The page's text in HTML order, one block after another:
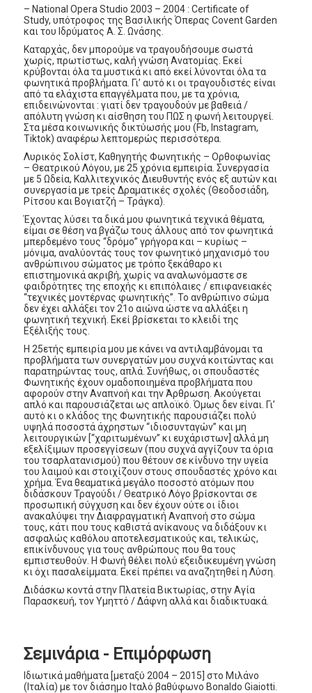
– National Opera Studio 2003 – 2004 : Certificate of
Study, υπότροφος της Βασιλικής Όπερας Covent Garden
και του Ιδρύματος Α. Σ. Ωνάσης.
Καταρχάς, δεν μπορούμε να τραγουδήσουμε σωστά
χωρίς, πρωτίστως, καλή γνώση Ανατομίας. Εκεί
κρύβονται όλα τα μυστικά κι από εκεί λύνονται όλα τα
φωνητικά προβλήματα. Γι’ αυτό κι οι τραγουδιστές είναι
από τα ελάχιστα επαγγέλματα που, με τα χρόνια,
επιδεινώνονται : γιατί δεν τραγουδούν με βαθειά /
απόλυτη γνώση κι αίσθηση του ΠΩΣ η φωνή λειτουργεί.
Στα μέσα κοινωνικής δικτύωσής μου (Fb, Instagram,
Tiktok) αναφέρω λεπτομερώς περισσότερα.
Λυρικός Σολίστ, Καθηγητής Φωνητικής – Ορθοφωνίας
– Θεατρικού Λόγου, με 25 χρόνια εμπειρία. Συνεργασία
με 5 Ωδεία, Καλλιτεχνικός Διευθυντής ενός εξ αυτών και
συνεργασία με τρείς Δραματικές σχολές (Θεοδοσιάδη,
Ρίτσου και Βογιατζή – Τράγκα).
Έχοντας λύσει τα δικά μου φωνητικά τεχνικά θέματα,
είμαι σε θέση να βγάζω τους άλλους από τον φωνητικά
μπερδεμένο τους “δρόμο” γρήγορα και – κυρίως –
μόνιμα, αναλύοντάς τους τον φωνητικό μηχανισμό του
ανθρώπινου σώματος με τρόπο ξεκάθαρο κι
επιστημονικά ακριβή, χωρίς να αναλωνόμαστε σε
φαιδρότητες της εποχής κι επιπόλαιες / επιφανειακές
“τεχνικές μοντέρνας φωνητικής”. Το ανθρώπινο σώμα
δεν έχει αλλάξει τον 21ο αιώνα ώστε να αλλάξει η
φωνητική τεχνική. Εκεί βρίσκεται το κλειδί της
Εξέλιξής τους.
Η 25ετής εμπειρία μου με κάνει να αντιλαμβάνομαι τα
προβλήματα των συνεργατών μου συχνά κοιτώντας και
παρατηρώντας τους, απλά. Συνήθως, οι σπουδαστές
Φωνητικής έχουν ομαδοποιημένα προβλήματα που
αφορούν στην Αναπνοή και την Άρθρωση. Ακούγεται
απλό και παρουσιάζεται ως απλοϊκό. Όμως δεν είναι. Γι’
αυτό κι ο κλάδος της Φωνητικής παρουσιάζει πολύ
υψηλά ποσοστά άχρηστων “ιδιοσυνταγών” και μη
λειτουργικών [“χαριτωμένων” κι ευχάριστων] αλλά μη
εξελίξιμων προσεγγίσεων (που συχνά αγγίζουν τα όρια
του τσαρλατανισμού) που θέτουν σε κίνδυνο την υγεία
του λαιμού και στοιχίζουν στους σπουδαστές χρόνο και
χρήμα. Ένα θεαματικά μεγάλο ποσοστό ατόμων που
διδάσκουν Τραγούδι / Θεατρικό Λόγο βρίσκονται σε
προσωπική σύγχυση και δεν έχουν ούτε οι ίδιοι
ανακαλύψει την Διαφραγματική Αναπνοή στο σώμα
τους, κάτι που τους καθιστά ανίκανους να διδάξουν κι
ασφαλώς καθόλου αποτελεσματικούς και, τελικώς,
επικίνδυνους για τους ανθρώπους που θα τους
εμπιστευθούν. Η Φωνή θέλει πολύ εξειδικευμένη γνώση
κι όχι πασαλείμματα. Εκεί πρέπει να αναζητηθεί η Λύση.
Διδάσκω κοντά στην Πλατεία Βικτωρίας, στην Αγία
Παρασκευή, τον Υμηττό / Δάφνη αλλά και διαδικτυακά.
Σεμινάρια - Επιμόρφωση
Ιδιωτικά μαθήματα [μεταξύ 2004 – 2015] στο Μιλάνο
(Ιταλία) με τον διάσημο Ιταλό βαθύφωνο Bonaldo Giaiotti.